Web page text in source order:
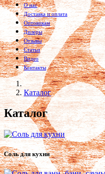
О нас
Доставка и оплата
Оптовикам
Дилеры
Отзывы
Статьи
Видео
Контакты
Каталог
Каталог
Соль для кухни